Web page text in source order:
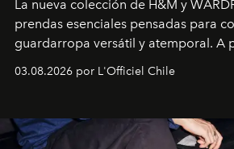
La nueva colección de H&M y
prendas esenciales pensadas para
guardarropa versátil y atemporal. A
lanzamiento, los fundadores de la
la asesora creativa y jefa de diseño
y la filosofía detrás de la propuesta.
03.08.2026 por L'Officiel Chile